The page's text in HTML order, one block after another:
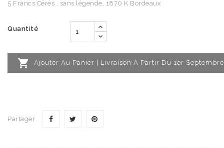
5 Francs Cérès , sans légende, 1870 K Bordeaux
Quantité
 Ajouter Au Panier | Livraison À Partir Du 1er Septembre
Partager